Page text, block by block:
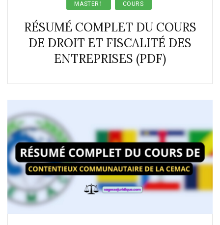
MASTER1 COURS
RÉSUMÉ COMPLET DU COURS
DE DROIT ET FISCALITÉ DES
ENTREPRISES (PDF)